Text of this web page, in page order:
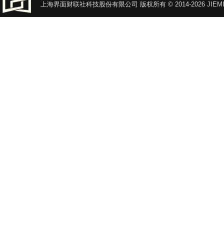
上海界面财联社科技股份有限公司 版权所有 © 2014-2026